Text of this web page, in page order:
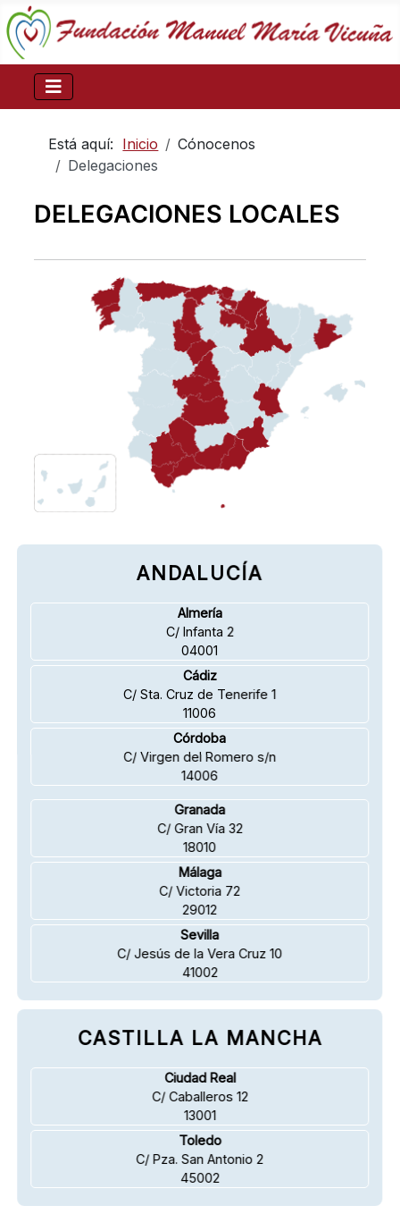
Está aquí: Inicio
Cónocenos
Delegaciones
DELEGACIONES LOCALES
ANDALUCÍA
Almería
C/ Infanta 2
04001
Cádiz
C/ Sta. Cruz de Tenerife 1
11006
Córdoba
C/ Virgen del Romero s/n
14006
Granada
C/ Gran Vía 32
18010
Málaga
C/ Victoria 72
29012
Sevilla
C/ Jesús de la Vera Cruz 10
41002
CASTILLA LA MANCHA
Ciudad Real
C/ Caballeros 12
13001
Toledo
C/ Pza. San Antonio 2
45002